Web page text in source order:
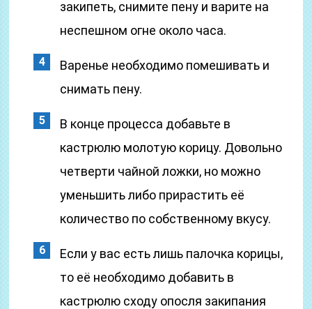
закипеть, снимите пену и варите на
неспешном огне около часа.
Варенье необходимо помешивать и
снимать пену.
В конце процесса добавьте в
кастрюлю молотую корицу. Довольно
четверти чайной ложки, но можно
уменьшить либо прирастить её
количество по собственному вкусу.
Если у вас есть лишь палочка корицы,
то её необходимо добавить в
кастрюлю сходу опосля закипания